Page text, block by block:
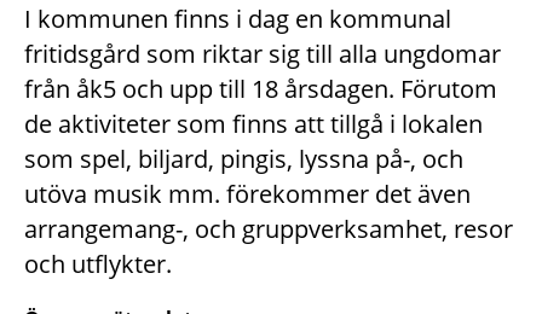
I kommunen finns i dag en kommunal
fritidsgård som riktar sig till alla ungdomar
från åk5 och upp till 18 årsdagen. Förutom
de aktiviteter som finns att tillgå i lokalen
som spel, biljard, pingis, lyssna på-, och
utöva musik mm. förekommer det även
arrangemang-, och gruppverksamhet, resor
och utflykter.